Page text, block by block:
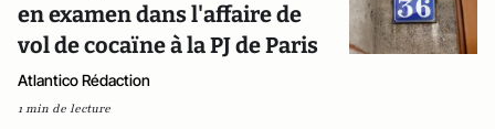
en examen dans l'affaire de
vol de cocaïne à la PJ de Paris
Atlantico Rédaction
1 min de lecture